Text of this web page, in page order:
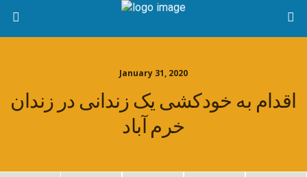
January 31, 2020
اقدام به خودکشی یک زندانی در زندان
خرم آباد